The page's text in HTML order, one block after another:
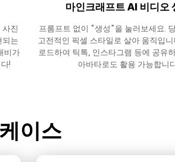
진
되는
비가
!
마인크래프트 AI 비디오
프롬프트 없이 “생성”을 눌러보세요.
고전적인 픽셀 스타일로 살아 움직입
로드하여 틱톡, 인스타그램 등에 공유
아바타로도 활용 가능합니
이스